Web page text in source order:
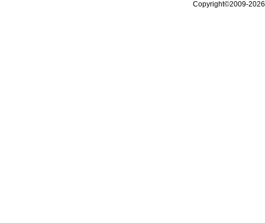
Copyright©2009-